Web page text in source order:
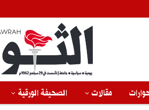
مقالات الصحيفة الورقية